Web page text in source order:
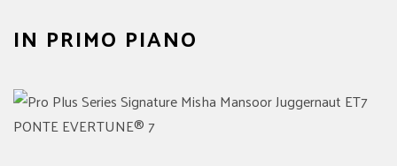
IN PRIMO PIANO